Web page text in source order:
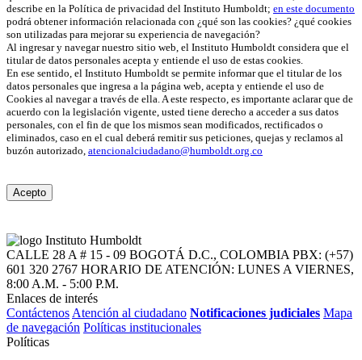
describe en la Política de privacidad del Instituto Humboldt; en este documento
podrá obtener información relacionada con ¿qué son las cookies? ¿qué cookies
son utilizadas para mejorar su experiencia de navegación?
Al ingresar y navegar nuestro sitio web, el Instituto Humboldt considera que el
titular de datos personales acepta y entiende el uso de estas cookies.
En ese sentido, el Instituto Humboldt se permite informar que el titular de los
datos personales que ingresa a la página web, acepta y entiende el uso de
Cookies al navegar a través de ella. A este respecto, es importante aclarar que de
acuerdo con la legislación vigente, usted tiene derecho a acceder a sus datos
personales, con el fin de que los mismos sean modificados, rectificados o
eliminados, caso en el cual deberá remitir sus peticiones, quejas y reclamos al
buzón autorizado, atencionalciudadano@humboldt.org.co
Acepto
CALLE 28 A # 15 - 09 BOGOTÁ D.C., COLOMBIA PBX: (+57)
601 320 2767 HORARIO DE ATENCIÓN: LUNES A VIERNES,
8:00 A.M. - 5:00 P.M.
Enlaces de interés
Contáctenos Atención al ciudadano Notificaciones judiciales Mapa
de navegación Políticas institucionales
Políticas